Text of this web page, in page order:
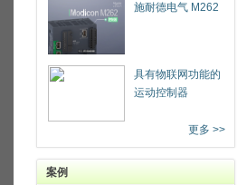
施耐德电气 M262
具有物联网功能的
运动控制器
更多 >>
案例